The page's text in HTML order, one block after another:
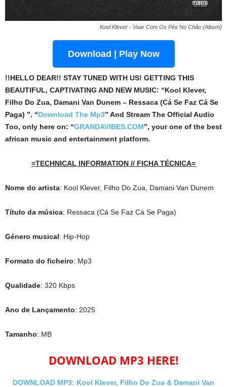
Kool Klever - Voar Com Os Pés No Chão (Album)
Download | Play Now
!!HELLO DEAR!! STAY TUNED WITH US! GETTING THIS
BEAUTIFUL, CAPTIVATING AND NEW MUSIC: “Kool Klever,
Filho Do Zua, Damani Van Dunem – Ressaca (Cá Se Faz Cá Se
Paga) ”. “Download The Mp3” And Stream The Official Audio
Too, only here on: “GRANDAVIBES.COM”, your one of the best
african music and entertainment platform.
=TECHNICAL INFORMATION // FICHA TÉCNICA=
Nome do artista: Kool Klever, Filho Do Zua, Damani Van Dunem
Título da música: Ressaca (Cá Se Faz Cá Se Paga)
Género musical: Hip-Hop
Formato do ficheiro: Mp3
Qualidade: 320 Kbps
Ano de Lançamento: 2025
Tamanho: MB
DOWNLOAD MP3 HERE!
DOWNLOAD MP3: Kool Klever, Filho Do Zua & Damani Van